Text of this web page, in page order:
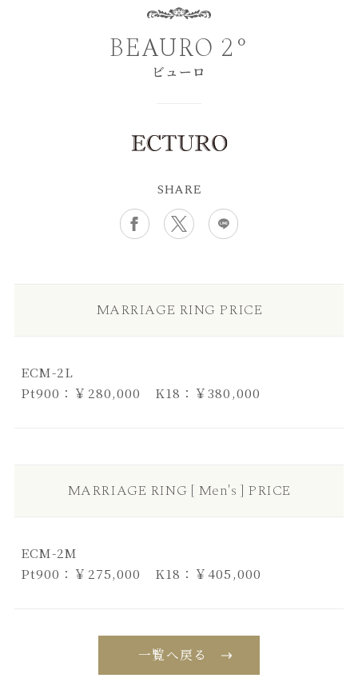
BEAURO 2°
ビューロ
SHARE
MARRIAGE RING PRICE
ECM-2L
Pt900：￥280,000 K18：￥380,000
MARRIAGE RING [ Men's ] PRICE
ECM-2M
Pt900：￥275,000 K18：￥405,000
一覧へ戻る